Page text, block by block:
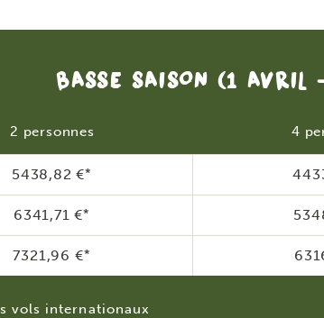
BASSE SAISON (1
2 personnes 4
5438,82 €*
6341,71 €*
7321,96 €*
vols internationaux